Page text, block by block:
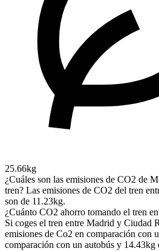
25.66kg
¿Cuáles son las emisiones de CO2 de
tren? Las emisiones de CO2 del tren
son de 11.23kg.
¿Cuánto CO2 ahorro tomando el tren
Si coges el tren entre Madrid y Ciudad
emisiones de Co2 en comparación con
comparación con un autobús y 14.43kg